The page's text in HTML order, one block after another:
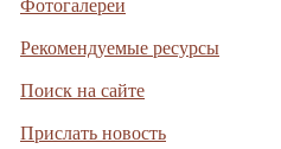
Фотогалереи
Рекомендуемые ресурсы
Поиск на сайте
Прислать новость